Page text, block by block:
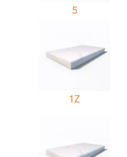
5
1Z